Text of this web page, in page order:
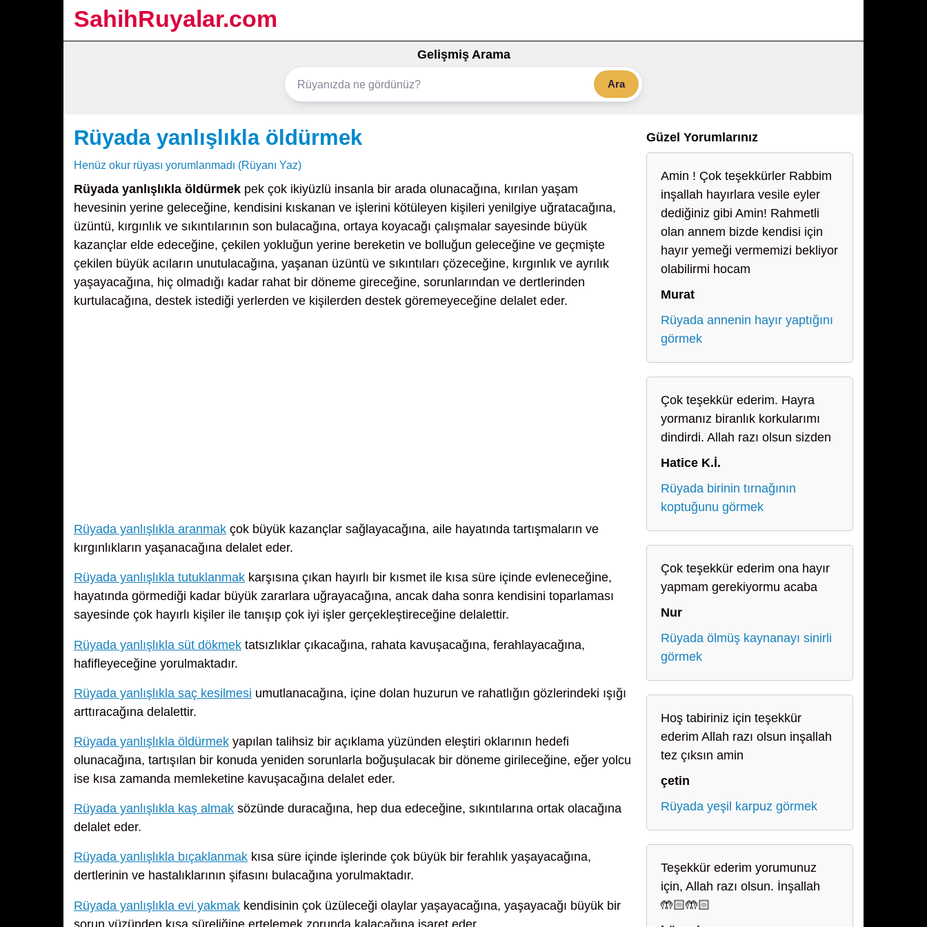
SahihRuyalar.com
Gelişmiş Arama
Ara
Rüyada yanlışlıkla öldürmek
Henüz okur rüyası yorumlanmadı (Rüyanı Yaz)
Rüyada yanlışlıkla öldürmek pek çok ikiyüzlü insanla bir arada olunacağına, kırılan yaşam
hevesinin yerine geleceğine, kendisini kıskanan ve işlerini kötüleyen kişileri yenilgiye uğratacağına,
üzüntü, kırgınlık ve sıkıntılarının son bulacağına, ortaya koyacağı çalışmalar sayesinde büyük
kazançlar elde edeceğine, çekilen yokluğun yerine bereketin ve bolluğun geleceğine ve geçmişte
çekilen büyük acıların unutulacağına, yaşanan üzüntü ve sıkıntıları çözeceğine, kırgınlık ve ayrılık
yaşayacağına, hiç olmadığı kadar rahat bir döneme gireceğine, sorunlarından ve dertlerinden
kurtulacağına, destek istediği yerlerden ve kişilerden destek göremeyeceğine delalet eder.
Rüyada yanlışlıkla aranmak çok büyük kazançlar sağlayacağına, aile hayatında tartışmaların ve
kırgınlıkların yaşanacağına delalet eder.
Rüyada yanlışlıkla tutuklanmak karşısına çıkan hayırlı bir kısmet ile kısa süre içinde evleneceğine,
hayatında görmediği kadar büyük zararlara uğrayacağına, ancak daha sonra kendisini toparlaması
sayesinde çok hayırlı kişiler ile tanışıp çok iyi işler gerçekleştireceğine delalettir.
Rüyada yanlışlıkla süt dökmek tatsızlıklar çıkacağına, rahata kavuşacağına, ferahlayacağına,
hafifleyeceğine yorulmaktadır.
Rüyada yanlışlıkla saç kesilmesi umutlanacağına, içine dolan huzurun ve rahatlığın gözlerindeki ışığı
arttıracağına delalettir.
Rüyada yanlışlıkla öldürmek yapılan talihsiz bir açıklama yüzünden eleştiri oklarının hedefi
olunacağına, tartışılan bir konuda yeniden sorunlarla boğuşulacak bir döneme girileceğine, eğer yolcu
ise kısa zamanda memleketine kavuşacağına delalet eder.
Rüyada yanlışlıkla kaş almak sözünde duracağına, hep dua edeceğine, sıkıntılarına ortak olacağına
delalet eder.
Rüyada yanlışlıkla bıçaklanmak kısa süre içinde işlerinde çok büyük bir ferahlık yaşayacağına,
dertlerinin ve hastalıklarının şifasını bulacağına yorulmaktadır.
Rüyada yanlışlıkla evi yakmak kendisinin çok üzüleceği olaylar yaşayacağına, yaşayacağı büyük bir
sorun yüzünden kısa süreliğine ertelemek zorunda kalacağına işaret eder.
Güzel Yorumlarınız
Amin ! Çok teşekkürler Rabbim
inşallah hayırlara vesile eyler
dediğiniz gibi Amin! Rahmetli
olan annem bizde kendisi için
hayır yemeği vermemizi bekliyor
olabilirmi hocam
Murat
Rüyada annenin hayır yaptığını
görmek
Çok teşekkür ederim. Hayra
yormanız biranlık korkularımı
dindirdi. Allah razı olsun sizden
Hatice K.İ.
Rüyada birinin tırnağının
koptuğunu görmek
Çok teşekkür ederim ona hayır
yapmam gerekiyormu acaba
Nur
Rüyada ölmüş kaynanayı sinirli
görmek
Hoş tabiriniz için teşekkür
ederim Allah razı olsun inşallah
tez çıksın amin
çetin
Rüyada yeşil karpuz görmek
Teşekkür ederim yorumunuz
için, Allah razı olsun. İnşallah
🤲🏻🤲🏻